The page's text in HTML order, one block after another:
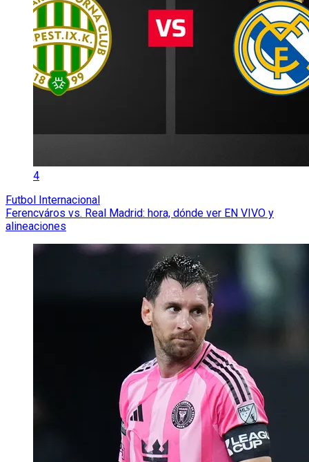
4
Futbol Internacional
Ferencváros vs. Real Madrid: hora, dónde ver EN VIVO y
alineaciones